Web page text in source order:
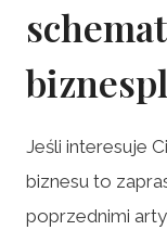
Jeśli interesuje
biznesu to
poprzednimi